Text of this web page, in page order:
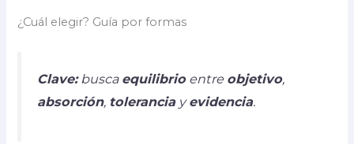
¿Cuál elegir? Guía por formas
Clave:busca equilibrioentre objetivo,
absorción, toleranciayevidencia.